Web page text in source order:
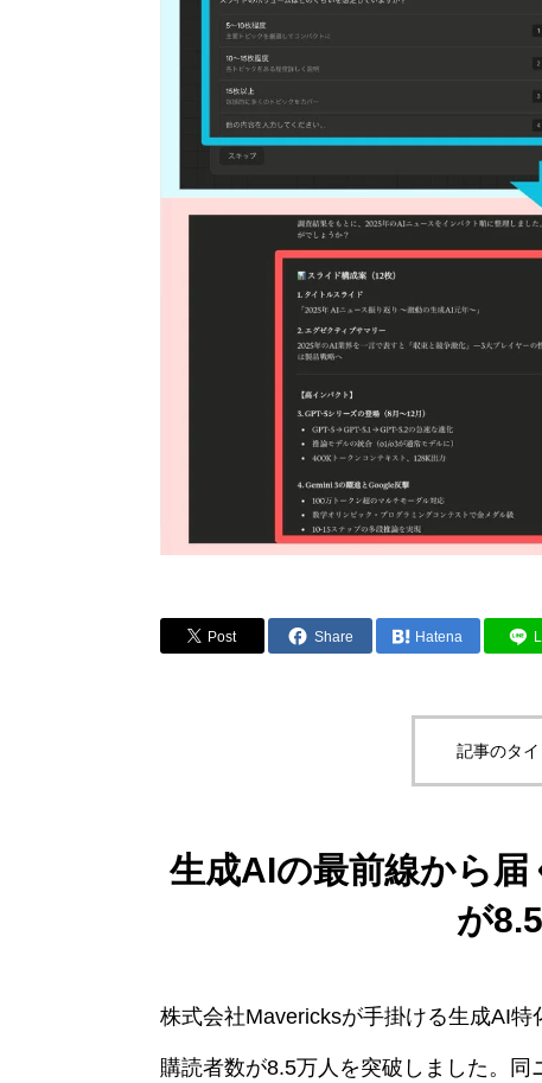
Post Share Hatena
記事のタ
生成AIの最前線から届
が
株式会社Mavericksが手掛ける生成AI
購読者数が8.5万人を突破しました。